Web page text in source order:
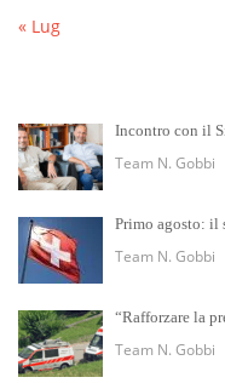
« Lug
Incontro con il
Team N. Gobbi
Primo agosto: il
Team N. Gobbi
“Rafforzare la
Team N. Gobbi